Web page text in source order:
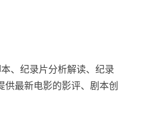
、纪录片分析解读、纪录
供最新电影的影评、剧本创